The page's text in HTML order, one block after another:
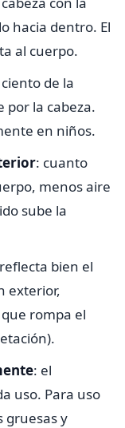
hacia dentro. El
al cuerpo.
de la
por la cabeza.
en niños.
: cuanto
menos aire
sube la
bien el
exterior,
rompa el
: el
uso. Para uso
gruesas y